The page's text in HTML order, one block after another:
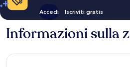
Accedi Iscriviti gratis
Informazioni sulla